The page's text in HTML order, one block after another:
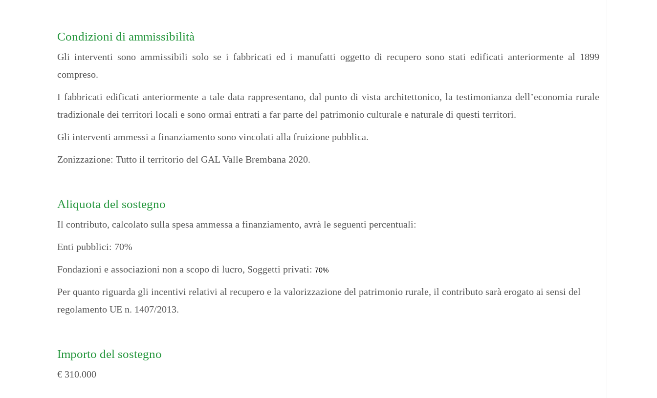
Condizioni di ammissibilità
Gli interventi sono ammissibili solo se i fabbricati ed i manufatti oggetto di recupero sono stati edificati anteriormente al 1899
compreso.
I fabbricati edificati anteriormente a tale data rappresentano, dal punto di vista architettonico, la testimonianza dell’economia rurale
tradizionale dei territori locali e sono ormai entrati a far parte del patrimonio culturale e naturale di questi territori.
Gli interventi ammessi a finanziamento sono vincolati alla fruizione pubblica.
Zonizzazione: Tutto il territorio del GAL Valle Brembana 2020.
Aliquota del sostegno
Il contributo, calcolato sulla spesa ammessa a finanziamento, avrà le seguenti percentuali:
Enti pubblici: 70%
Fondazioni e associazioni non a scopo di lucro, Soggetti privati: 70%
Per quanto riguarda gli incentivi relativi al recupero e la valorizzazione del patrimonio rurale, il contributo sarà erogato ai sensi del
regolamento UE n. 1407/2013.
Importo del sostegno
€ 310.000